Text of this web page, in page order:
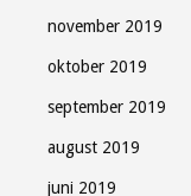
november 2019
oktober 2019
september 2019
august 2019
juni 2019